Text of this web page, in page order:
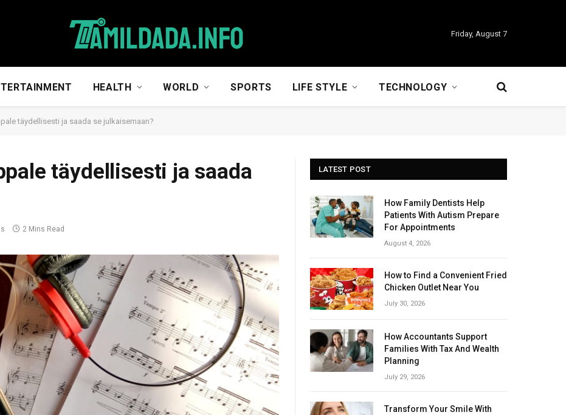
Friday, August 7
HEALTH WORLD SPORTS LIFE STYLE TECHNOLOGY
täydellisesti ja saada se julkaisemaan?
täydellisesti ja saada
2 Mins Read
LATEST POST
How Family Dentists Help
Patients With Autism Prepare
For Appointments
August 4, 2026
How to Find a Convenient Fried
Chicken Outlet Near You
July 30, 2026
How Accountants Support
Families With Tax And Wealth
Planning
July 29, 2026
Transform Your Smile With